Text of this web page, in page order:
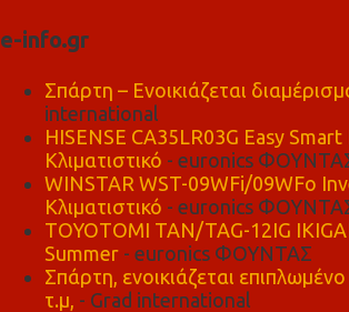
e-info.gr
Σπάρτη – Ενοικιάζεται
international
HISENSE CA35LR03G Easy
Κλιματιστικό - euronics
WINSTAR WST-09WFi/09WFo
Κλιματιστικό - euronics
TOYOTOMI TAN/TAG-12IG
Summer - euronics ΦΟΥΝΤΑΣ
Σπάρτη, ενοικιάζεται
τ.μ, - Grad international